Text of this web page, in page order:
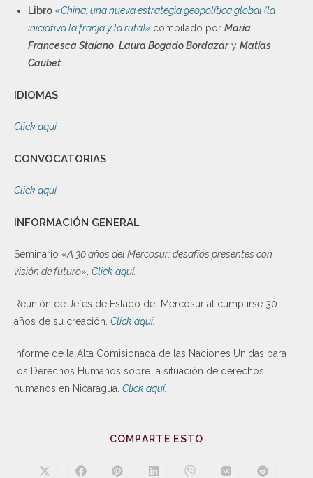
Libro «China: una nueva estrategia geopolítica global (la
iniciativa la franja y la ruta)» compilado por María
Francesca Staiano, Laura Bogado Bordazary Matías
Caubet.
IDIOMAS
Click aquí.
CONVOCATORIAS
Click aquí.
INFORMACIÓN GENERAL
Seminario «A 30 años del Mercosur: desafíos presentes con
visión de futuro». Click aquí.
Reunión de Jefes de Estado del Mercosur al cumplirse 30
años de su creación. Click aquí.
Informe de la Alta Comisionada de las Naciones Unidas para
los Derechos Humanos sobre la situación de derechos
humanos en Nicaragua. Click aquí.
COMPARTE ESTO